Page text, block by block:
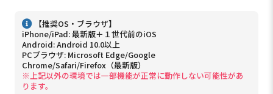
【推奨OS・ブラウザ】
iPhone/iPad: 最新版＋１世代前のiOS
Android: Android 10.0以上
PCブラウザ: Microsoft Edge/Google
Chrome/Safari/Firefox（最新版）
※上記以外の環境では一部機能が正常に動作しない可能性があ
ります。